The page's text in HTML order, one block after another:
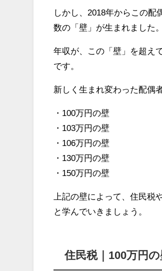
しかし、2018年からこの配
数の「壁」が生まれました。
年収が、この「壁」を超え
です。
新しく生まれ変わった配偶
・100万円の壁
・103万円の壁
・106万円の壁
・130万円の壁
・150万円の壁
上記の壁によって、住民税
と学んでいきましょう。
住民税｜100万円の